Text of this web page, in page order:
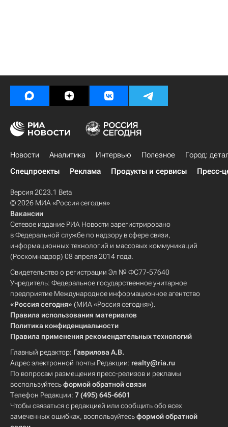
Новости Аналитика Интервью Полезное
Город:
Спецпроекты
Реклама Продукты и сервисы Пресс-
Версия 2023.1 Beta
© 2026 МИА «Россия сегодня»
Вакансии
Сетевое издание РИА Новости зарегистрировано
в Федеральной службе по надзору в сфере связи,
информационных технологий и массовых коммуникаций
(Роскомнадзор) 08 апреля 2014 года.
Свидетельство о регистрации Эл № ФС77-57640
Учредитель: Федеральное государственное унитарное
предприятие Международное информационное агентство
«Россия сегодня» (МИА «Россия сегодня»).
Правила использования материалов
Политика конфиденциальности
Правила применения рекомендательных технологий
Главный редактор: Гаврилова А.В.
Адрес электронной почты Редакции: realty@ria.ru
По вопросам размещения пресс-релизов и рекламы
воспользуйтесьформой обратной связи
Телефон Редакции: 7 (495) 645-6601
Чтобы связаться с редакцией или сообщить обо всех
замеченных ошибках, воспользуйтесьформой обратной